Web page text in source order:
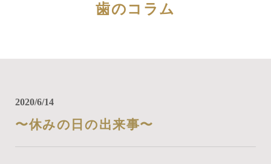
歯のコラム
2020/6/14
〜休みの日の出来事〜